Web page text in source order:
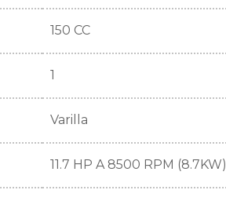
150 CC
1
Varilla
11.7 HP A 8500 RPM (8.7KW)